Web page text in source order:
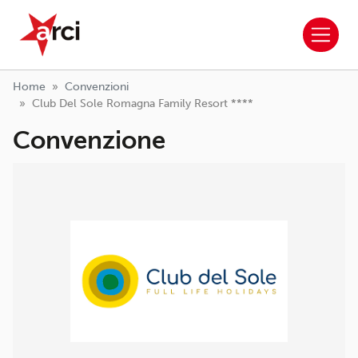
Salta al contenuto principale
ARCI APS
Home
Convenzioni
Club Del Sole Romagna Family Resort ****
Convenzione